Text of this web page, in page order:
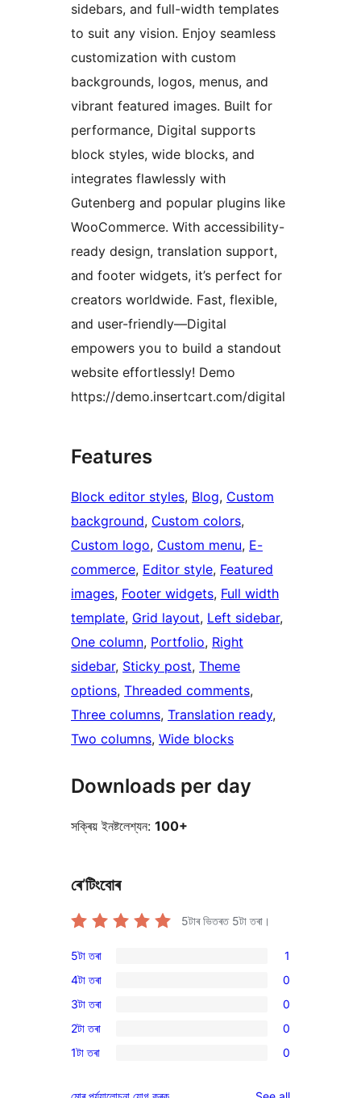
sidebars, and full-width templates
to suit any vision. Enjoy seamless
customization with custom
backgrounds, logos, menus, and
vibrant featured images. Built for
performance, Digital supports
block styles, wide blocks, and
integrates flawlessly with
Gutenberg and popular plugins like
WooCommerce. With accessibility-
ready design, translation support,
and footer widgets, it’s perfect for
creators worldwide. Fast, flexible,
and user-friendly—Digital
empowers you to build a standout
website effortlessly! Demo
https://demo.insertcart.com/digital
Features
Block editor styles, Blog, Custom
background, Custom colors
Custom logo, Custom menu, E-
commerce, Editor style, Featured
images, Footer widgets, Full width
template, Grid layout, Left sidebar
One column, Portfolio, Right
sidebar, Sticky post, Theme
options, Threaded comments
Three columns, Translation ready
Two columns, Wide blocks
Downloads per day
সক্ৰিয় ইনষ্টলেশ্যন: 100+
ৰে’টিংবোৰ
5টাৰ ভিতৰত 5টা তৰা।
1
5-
star
review
5টা তৰা 1
0
4-
star
reviews
4টা তৰা 0
0
3-
star
3টা তৰা 0
0
2-
2টা তৰা 0
0
1টা তৰা 0
reviews